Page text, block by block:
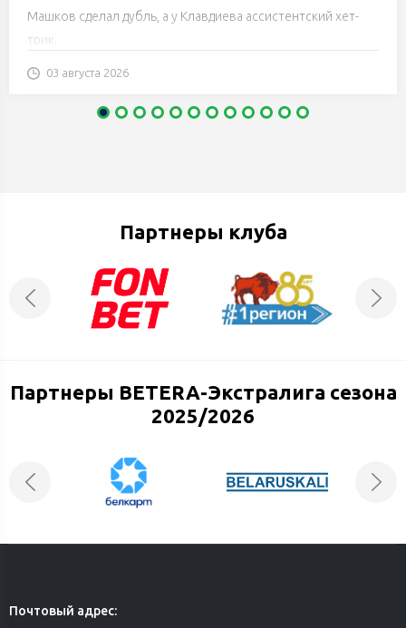
Машков сделал дубль, а у Клавдиева ассистентский хет-
трик.
03 августа 2026
Партнеры клуба
Партнеры BETERA-Экстралига сезона
2025/2026
Почтовый адрес: